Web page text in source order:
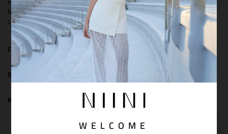
WELCOME
Mushroom desenhada à mão. Modelagem ampla de cintura alta, com
cava baixa.
COMPOSIÇÃO
SIZE & FIT
MEDIDAS DA PEÇA